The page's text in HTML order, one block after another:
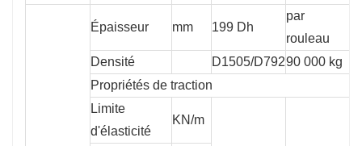
Épaisseur mm 199 Dh
par
rouleau
Densité D1505/D79290 000 kg
Propriétés de traction
Limite
d'élasticité
KN/m